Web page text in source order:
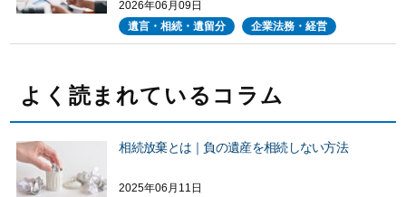
2026年06月09日
遺言・相続・遺留分
企業法務・経営
よく読まれているコラム
相続放棄とは｜負の遺産を相続しない方法
2025年06月11日